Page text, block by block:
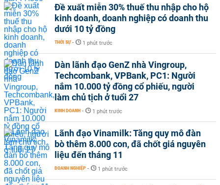
Đề xuất miễn 30% thuế thu nhập cho hộ
kinh doanh, doanh nghiệp có doanh thu
dưới 10 tỷ đồng
THỜI SỰ - 1 phút trước
Dàn lãnh đạo GenZ nhà Vingroup,
Techcombank, VPBank, PC1: Người
nắm 10.000 tỷ đồng cổ phiếu, người
làm chủ tịch ở tuổi 27
KINH DOANH - 1 phút trước
Lãnh đạo Vinamilk: Tăng quy mô đàn
bò thêm 8.000 con, đã chốt giá nguyên
liệu đến tháng 11
DOANH NGHIỆP - 1 phút trước